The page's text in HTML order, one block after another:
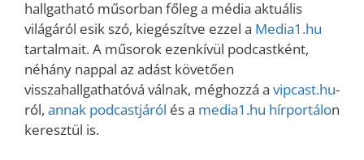
hallgatható műsorban főleg a média aktuális
világáról esik szó, kiegészítve ezzel a Media1.hu
tartalmait. A műsorok ezenkívül podcastként,
néhány nappal az adást követően
visszahallgathatóvá válnak, méghozzá a vipcast.hu-
ról, annak podcastjáról és a media1.hu hírportálon
keresztül is.